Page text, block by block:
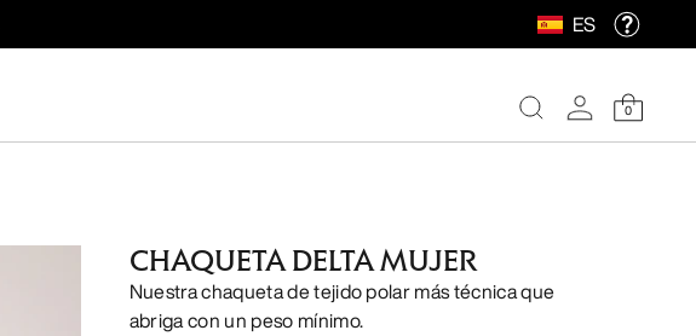
ES
0
CHAQUETA DELTA MUJER
Nuestra chaqueta de tejido polar más técnica que
abriga con un peso mínimo.